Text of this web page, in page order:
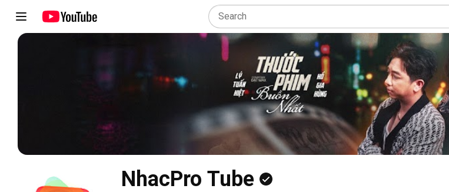
NhacPro Tube